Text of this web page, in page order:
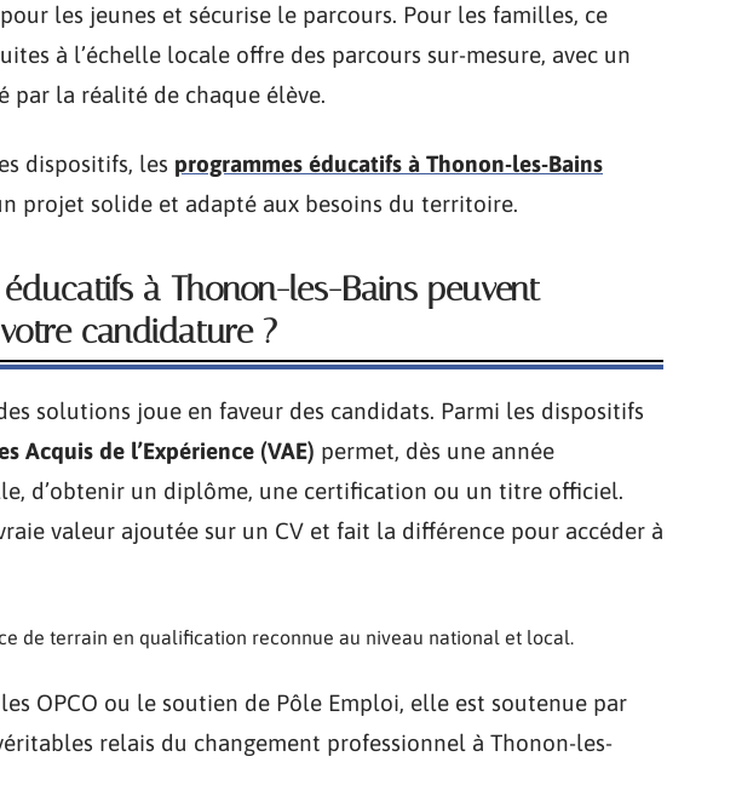
les jeunes et sécurise le parcours. Pour les familles, ce
à l’échelle locale offre des parcours sur-mesure, avec un
par la réalité de chaque élève.
dispositifs, les programmes éducatifs à Thonon-les-Bains
projet solide et adapté aux besoins du territoire.
à Thonon-les-Bains peuvent
candidature ?
solutions joue en faveur des candidats. Parmi les dispositifs
Acquis de l’Expérience (VAE) permet, dès une année
d’obtenir un diplôme, une certification ou un titre officiel.
valeur ajoutée sur un CV et fait la différence pour accéder à
de terrain en qualification reconnue au niveau national et local.
OPCO ou le soutien de Pôle Emploi, elle est soutenue par
relais du changement professionnel à Thonon-les-